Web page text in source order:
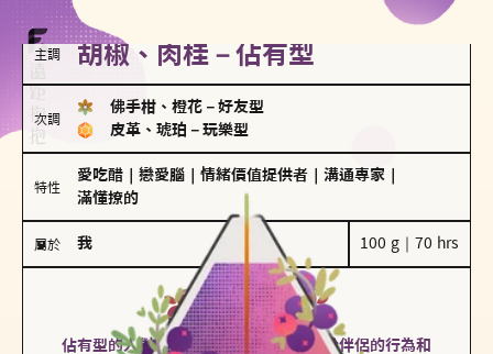
主調 胡椒、肉桂－佔有型
次調
佛手柑、橙花 － 好友型
皮革、琥珀 － 玩樂型
特性
愛吃醋 戀愛腦 情緒價值提供者 溝通專家
滿懂撩的
屬於 我 100 g｜70 hrs
佔有型
胡椒、肉桂
佔有型的人對愛情有強烈的保護欲，對於伴侶的行為和